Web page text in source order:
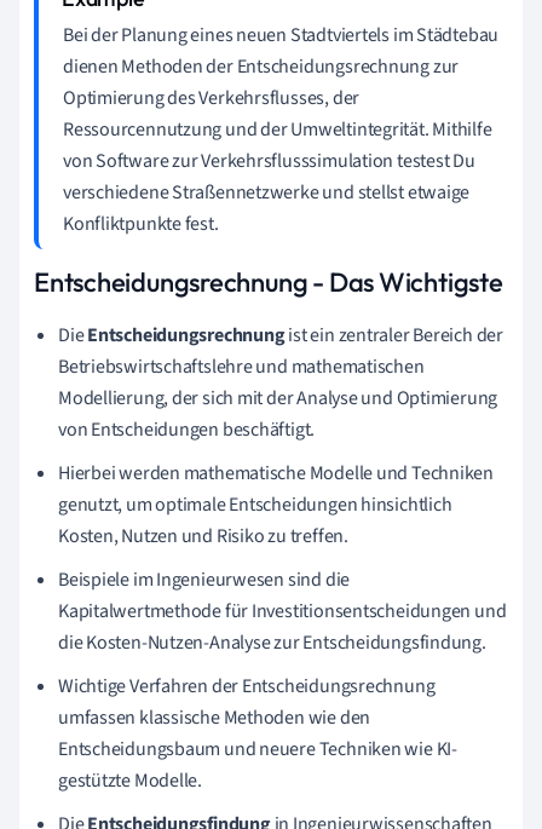
Bei der Planung eines neuen Stadtviertels im Städtebau
dienen Methoden der Entscheidungsrechnung zur
Optimierung des Verkehrsflusses, der
Ressourcennutzung und der Umweltintegrität. Mithilfe
von Software zur Verkehrsflusssimulation testest Du
verschiedene Straßennetzwerke und stellst etwaige
Konfliktpunkte fest.
Entscheidungsrechnung - Das Wichtigste
DieEntscheidungsrechnungist ein zentraler Bereich der
Betriebswirtschaftslehre und mathematischen
Modellierung, der sich mit der Analyse und Optimierung
von Entscheidungen beschäftigt.
Hierbei werden mathematische Modelle und Techniken
genutzt, um optimale Entscheidungen hinsichtlich
Kosten, Nutzen und Risiko zu treffen.
Beispiele im Ingenieurwesen sind die
Kapitalwertmethode für Investitionsentscheidungen und
die Kosten-Nutzen-Analyse zur Entscheidungsfindung.
Wichtige Verfahren der Entscheidungsrechnung
umfassen klassische Methoden wie den
Entscheidungsbaum und neuere Techniken wie KI-
gestützte Modelle.